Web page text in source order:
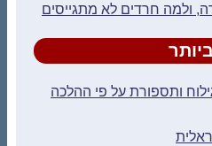
ולמה חרדים לא מתגייסים
ותספורת על פי ההלכה